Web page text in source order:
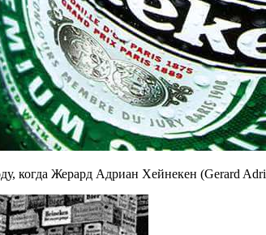
когда Жерард Адриан Хейнекен (Gerard